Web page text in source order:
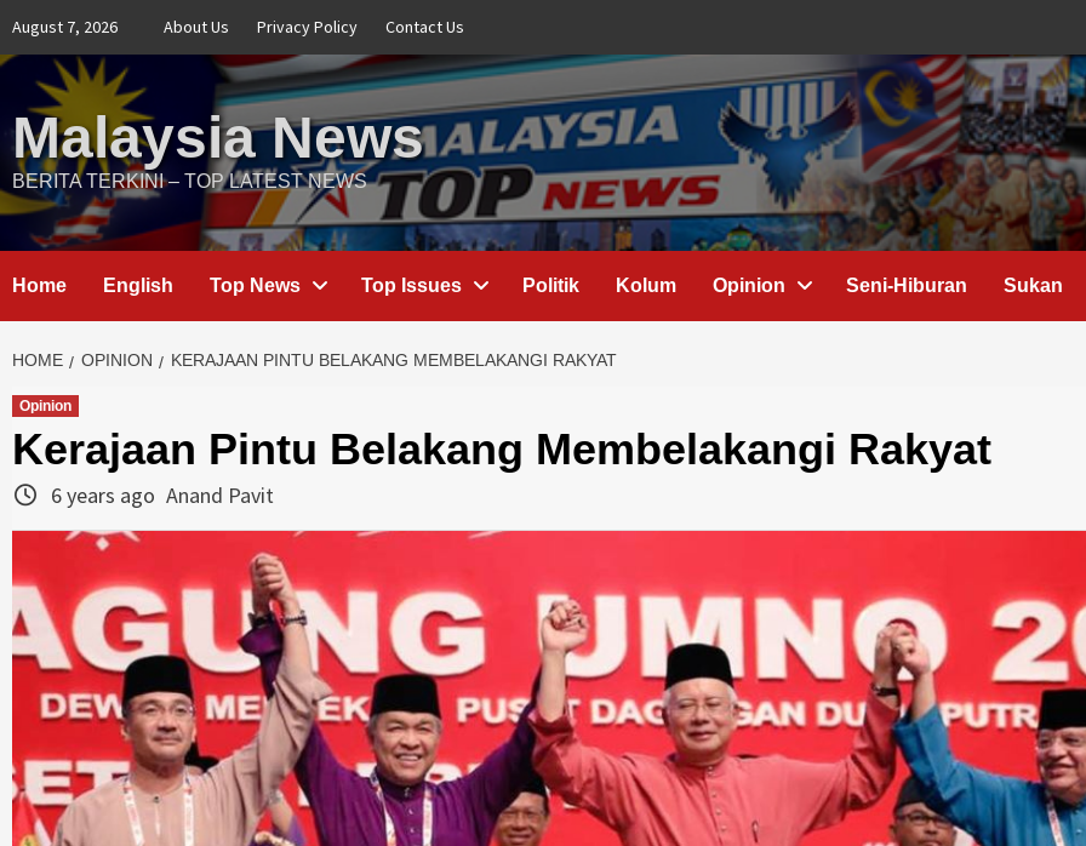
content
August 7, 2026 About Us Privacy Policy Contact Us
Malaysia News
BERITA TERKINI – TOP LATEST NEWS
Home English Top News Top Issues Politik Kolum Opinion Seni-Hiburan Sukan
HOME OPINION KERAJAAN PINTU BELAKANG MEMBELAKANGI RAKYAT
Opinion
Kerajaan Pintu Belakang Membelakangi Rakyat
6 years ago Anand Pavit